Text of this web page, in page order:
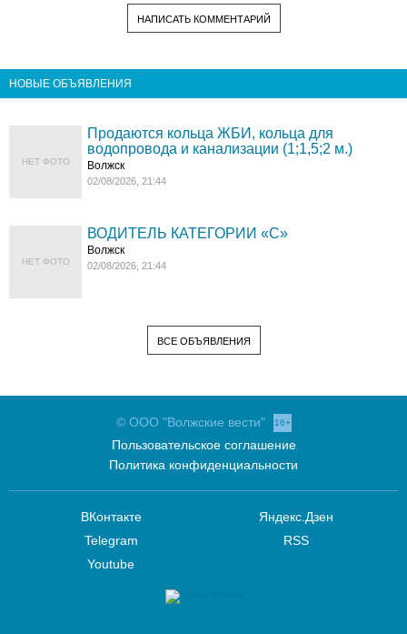
НАПИСАТЬ КОММЕНТАРИЙ
НОВЫЕ ОБЪЯВЛЕНИЯ
НЕТ ФОТО
Продаются кольца ЖБИ, кольца для
водопровода и канализации (1;1,5;2 м.)
Волжск
02/08/2026, 21:44
НЕТ ФОТО
ВОДИТЕЛЬ КАТЕГОРИИ «C»
Волжск
02/08/2026, 21:44
ВСЕ ОБЪЯВЛЕНИЯ
© ООО "Волжские вести" 16+
Пользовательское соглашение
Политика конфиденциальности
ВКонтакте
Telegram
Youtube
Яндекс.Дзен
RSS